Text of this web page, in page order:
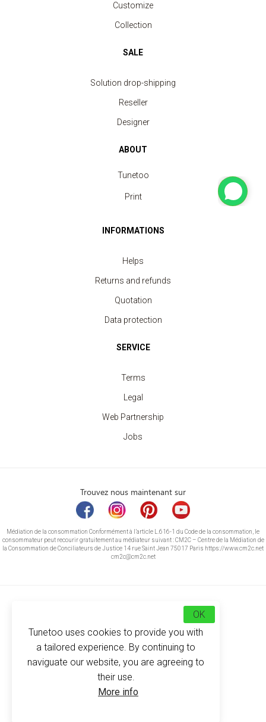
Customize
Collection
SALE
Solution drop-shipping
Reseller
Designer
ABOUT
Tunetoo
Print
INFORMATIONS
Helps
Returns and refunds
Quotation
Data protection
SERVICE
Terms
Legal
Web Partnership
Jobs
Trouvez nous maintenant sur
Médiation de la consommation Conformément à l’article L.616-1 du Code de la consommation, le
consommateur peut recourir gratuitement au médiateur suivant : CM2C – Centre de la Médiation de
la Consommation de Conciliateurs de Justice 14 rue Saint Jean 75017 Paris https://www.cm2c.net
cm2c@cm2c.net
© Copyright 2026
Tunetoo uses cookies to provide you with
a tailored experience. By continuing to
naviguate our website, you are agreeing to
their use.
More info
OK